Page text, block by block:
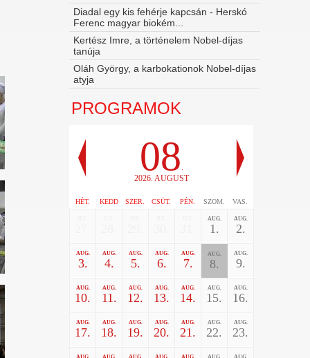
Diadal egy kis fehérje kapcsán - Herskó
Ferenc magyar biokém...
Kertész Imre, a történelem Nobel-díjas
tanúja
Oláh György, a karbokationok Nobel-díjas
atyja
PROGRAMOK
08 .
2026. AUGUST
HÉT. KEDD SZER. CSÜT. PÉN. SZOM. VAS.
AUG.
1.
AUG.
2.
AUG.
3.
AUG.
4.
AUG.
5.
AUG.
6.
AUG.
7.
AUG.
8.
AUG.
9.
AUG.
10.
AUG.
11.
AUG.
12.
AUG.
13.
AUG.
14.
AUG.
15.
AUG.
16.
AUG.
17.
AUG.
18.
AUG.
19.
AUG.
20.
AUG.
21.
AUG.
22.
AUG.
23.